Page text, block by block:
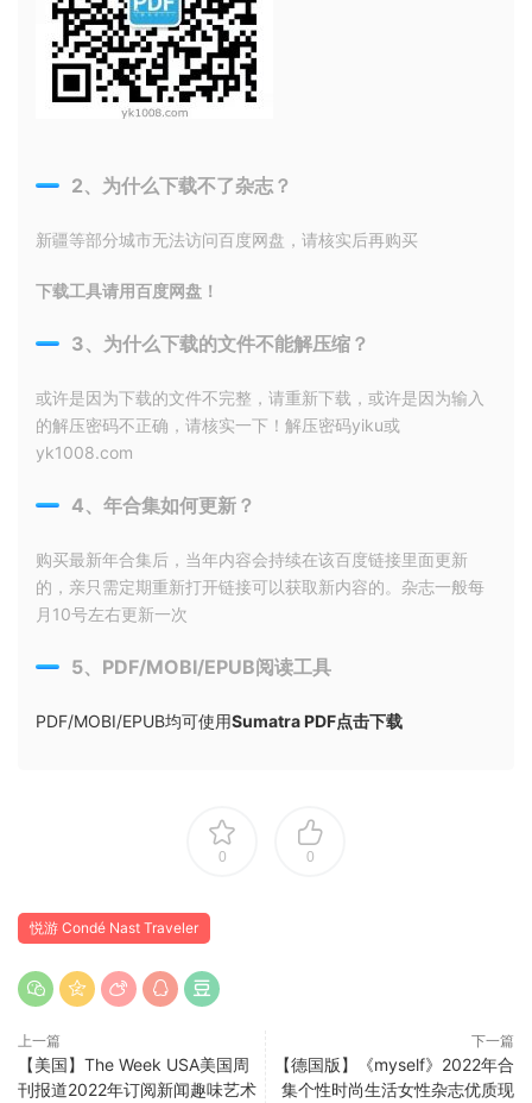
2、为什么下载不了杂志？
新疆等部分城市无法访问百度网盘，请核实后再购买
下载工具请用百度网盘！
3、为什么下载的文件不能解压缩？
或许是因为下载的文件不完整，请重新下载，或许是因为输入
的解压密码不正确，请核实一下！解压密码yiku或
yk1008.com
4、年合集如何更新？
购买最新年合集后，当年内容会持续在该百度链接里面更新
的，亲只需定期重新打开链接可以获取新内容的。杂志一般每
月10号左右更新一次
5、PDF/MOBI/EPUB阅读工具
PDF/MOBI/EPUB均可使用Sumatra PDF点击下载
0 0
悦游 Condé Nast Traveler
上一篇
【美国】The Week USA美国周
刊报道2022年订阅新闻趣味艺术
下一篇
【德国版】《myself》2022年合
集个性时尚生活女性杂志优质现